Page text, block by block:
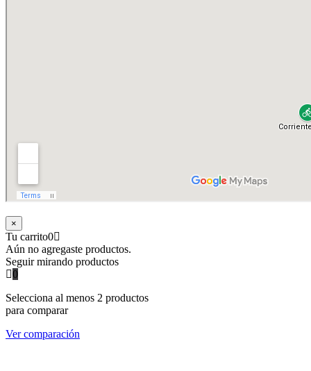
×
Tu carrito0
Aún no agregaste productos.
Seguir mirando productos
0
Selecciona al menos 2 productos
para comparar
Ver comparación